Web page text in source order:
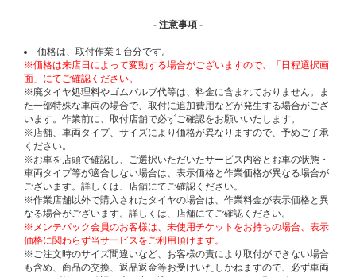
- 注意事項 -
価格は、取付作業１台分です。
※価格は来店日によって変動する場合がございますので、「日程選択画
面」にてご確認ください。
※廃タイヤ処理料やゴムバルブ代等は、料金に含まれておりません。ま
た一部特殊な車両の場合で、取付に追加費用などが発生する場合がござ
います。作業前に、取付店舗で必ずご確認をお願いいたします。
※店舗、車両タイプ、サイズにより価格が異なりますので、予めご了承
ください。
※お車を店頭で確認し、ご選択いただいたサービス内容とお車の状態・
車両タイプ等が適合しない場合は、表示価格と作業価格が異なる場合が
ございます。詳しくは、店舗にてご確認ください。
※作業店舗以外で購入されたタイヤの場合は、作業料金が表示価格と異
なる場合がございます。詳しくは、店舗にてご確認ください。
※メンテパック会員のお客様は、未使用チケットをお持ちの場合、表示
価格に関わらず当サービスをご利用頂けます。
※ご注文時のサイズ間違いなど、お客様の責により取付ができない場合
も含め、商品の交換、返品返金等お受けいたしかねますので、必ず車両